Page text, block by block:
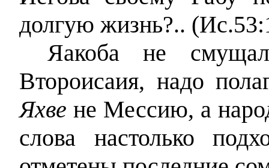
долгую жизнь?..
Яакоба не
Второисаия, надо
Яхве не Мессию, а
слова настолько